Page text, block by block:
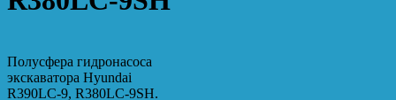
Полусфера гидронасоса
экскаватора Hyundai
R390LC-9, R380LC-9SH.